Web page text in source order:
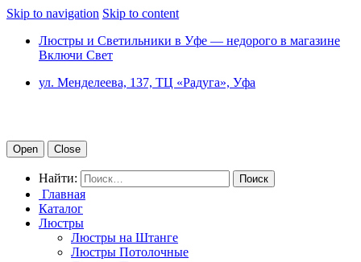
Skip to navigation Skip to content
Люстры и Светильники в Уфе — недорого в магазине
Включи Свет
ул. Менделеева, 137, ТЦ «Радуга», Уфа
Open Close
Найти:
Главная
Каталог
Люстры
Люстры на Штанге
Люстры Потолочные